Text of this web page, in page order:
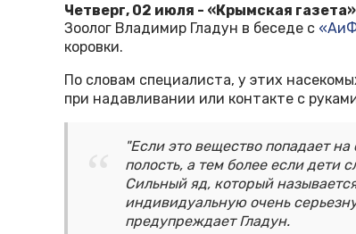
Четверг, 02 июля - «Крымская
Зоолог Владимир Гладун в беседе с
коровки.
По словам специалиста, у этих
при надавливании или контакте с
"Если это вещество попадает
полость, а тем более если дети
Сильный яд, который
индивидуальную очень
предупреждает Гладун.